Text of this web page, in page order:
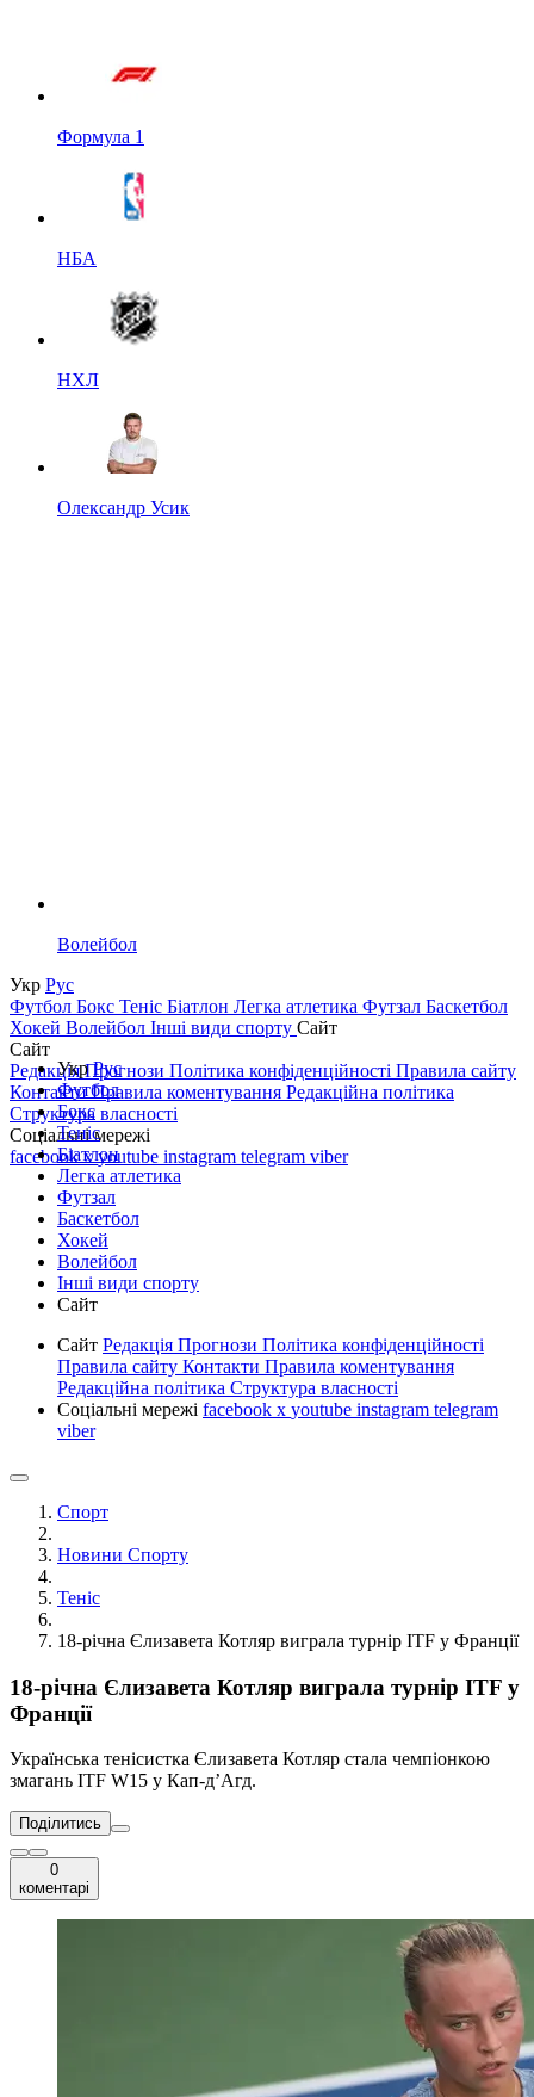
Формула 1
НБА
НХЛ
Олександр Усик
Волейбол
Укр Рус
Футбол Бокс Теніс Біатлон Легка атлетика Футзал Баскетбол
Хокей Волейбол Інші види спорту Сайт
Сайт
РедакціяПрогнози Політика конфіденційності Правила сайту
КонтактиПравила коментування Редакційна політика
Структура власності
Соціальні мережі
facebookxyoutube instagram telegram viber
УкрРус
Футбол
Бокс
Теніс
Біатлон
Легка атлетика
Футзал
Баскетбол
Хокей
Волейбол
Інші види спорту
Сайт
Сайт Редакція Прогнози Політика конфіденційності
Правила сайту Контакти Правила коментування
Редакційна політика Структура власності
Соціальні мережі facebook x youtube instagram telegram
viber
Спорт
Новини Спорту
Теніс
18-річна Єлизавета Котляр виграла турнір ITF у Франції
18-річна Єлизавета Котляр виграла турнір ITF у
Франції
Українська тенісистка Єлизавета Котляр стала чемпіонкою
змагань ITF W15 у Кап-д’Агд.
Поділитись
0
коментарі